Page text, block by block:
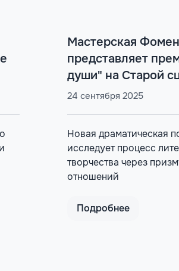
Мастерская
представляет
души" на Старой
24 сентября 2025
Новая драматическая
исследует процесс
творчества через
отношений
Подробнее